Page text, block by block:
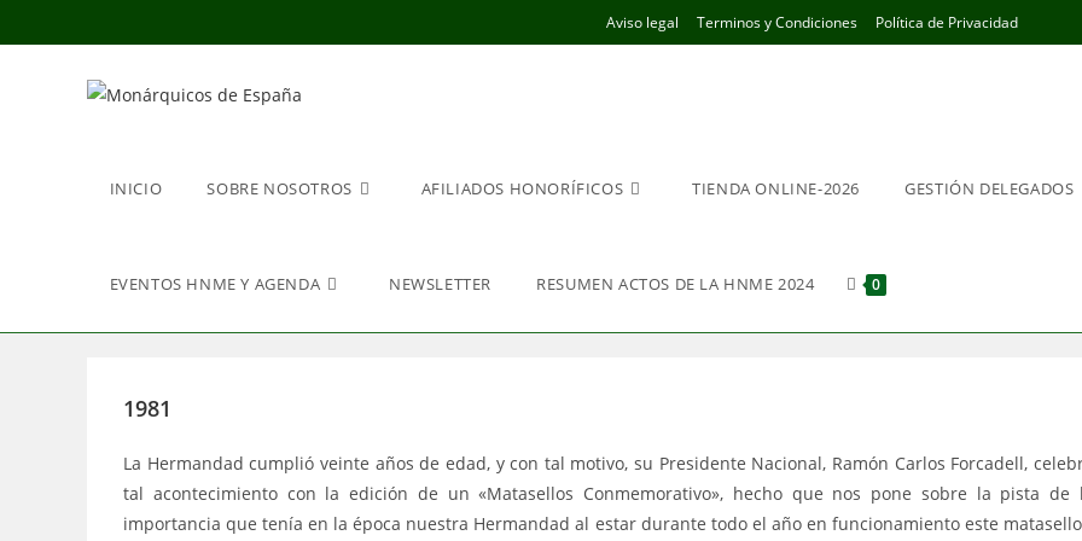
al
Aviso legal Terminos y Condiciones Política de Privacidad
INICIO SOBRE NOSOTROS AFILIADOS HONORÍFICOS TIENDA ONLINE-2026 GESTIÓN DELEGADOS
EVENTOS HNME Y AGENDA NEWSLETTER RESUMEN ACTOS DE LA HNME 2024 0
1981
La Hermandad cumplió veinte años de edad, y con tal motivo, su Presidente Nacional, Ramón Carlos Forcadell,
tal acontecimiento con la edición de un «Matasellos Conmemorativo», hecho que nos pone sobre la pista de
importancia que tenía en la época nuestra Hermandad al estar durante todo el año en funcionamiento este